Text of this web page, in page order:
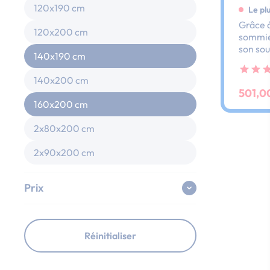
120x190 cm
120x200 cm
140x190 cm
140x200 cm
160x200 cm
2x80x200 cm
2x90x200 cm
Prix
Réinitialiser
Le
Grâce
son
dos
ses
au